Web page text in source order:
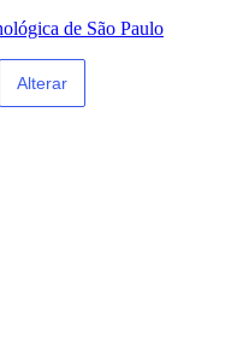
de São Paulo